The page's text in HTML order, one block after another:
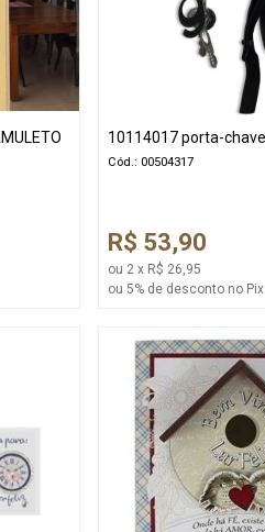
10114017 porta-
Cód.: 00504317
R$ 53,90
ou 2 x R$ 26,95
ou 5% de desconto no Pix